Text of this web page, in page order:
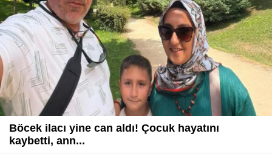
Böcek ilacı yine can aldı! Çocuk hayatını
kaybetti, ann...